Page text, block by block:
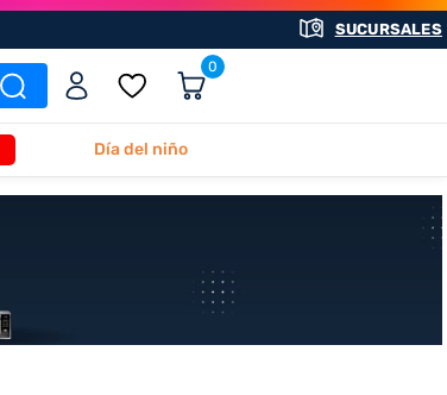
SUCURSALES
0
Día del niño